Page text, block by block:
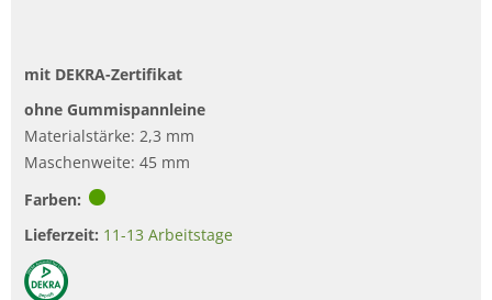
mit DEKRA-Zertifikat
ohne Gummispannleine
Materialstärke: 2,3 mm
Maschenweite: 45 mm
Farben:
Lieferzeit: 11-13 Arbeitstage